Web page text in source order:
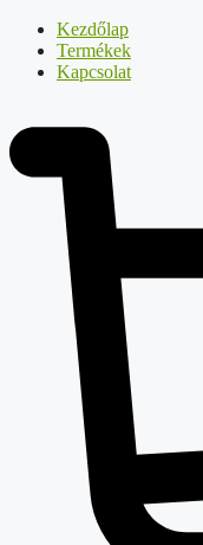
Kezdőlap
Termékek
Kapcsolat